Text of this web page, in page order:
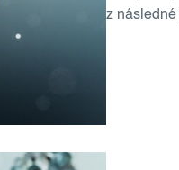
z následné